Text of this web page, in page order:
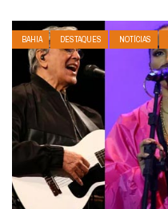
BAHIA DESTAQUES NOTÍCIAS